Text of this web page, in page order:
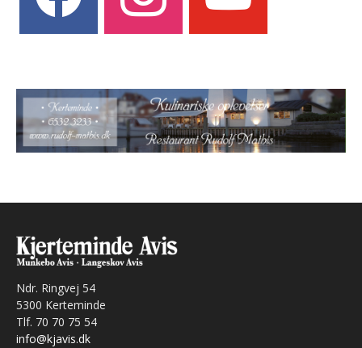
Ndr. Ringvej 54
5300 Kerteminde
Tlf. 70 70 75 54
info@kjavis.dk